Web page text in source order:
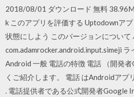
2018/08/01 ダウンロード 無料
k このアプリを評価する Uptodownア
状態にしよう このバージョンについて
com.adamrocker.android.input.simeji ラ
Android 一般 電話の特徴 電話 （開発
くご紹介します。 電話 はAndroidアプ
. 電話提供者である公式開発者Google